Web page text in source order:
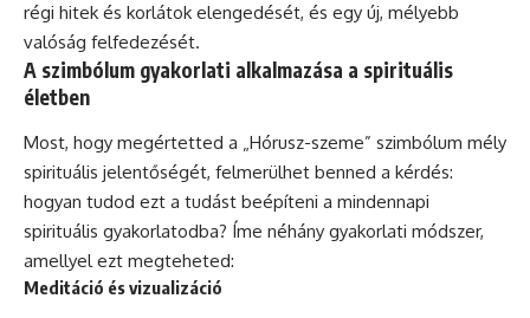
régi hitek és korlátok elengedését, és egy új, mélyebb
valóság felfedezését.
A szimbólum gyakorlati alkalmazása a spirituális
életben
Most, hogy megértetted a „Hórusz-szeme” szimbólum mély
spirituális jelentőségét, felmerülhet benned a kérdés:
hogyan tudod ezt a tudást beépíteni a mindennapi
spirituális gyakorlatodba? Íme néhány gyakorlati módszer,
amellyel ezt megteheted:
Meditáció és vizualizáció